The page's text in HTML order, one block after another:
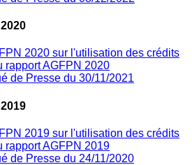
2020 sur l'utilisation des crédits
rapport AGFPN 2020
de Presse du 30/11/2021
2019 sur l'utilisation des crédits
rapport AGFPN 2019
de Presse du 24/11/2020